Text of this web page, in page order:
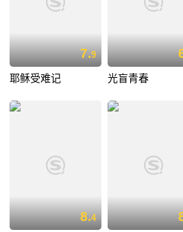
7.9
耶稣受难记 光盲青春
8.4